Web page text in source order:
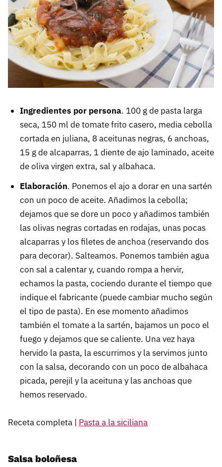
Ingredientes por persona. 100 g de pasta larga
seca, 150 ml de tomate frito casero, media cebolla
cortada en juliana, 8 aceitunas negras, 6 anchoas,
15 g de alcaparras, 1 diente de ajo laminado, aceite
de oliva virgen extra, sal y albahaca.
Elaboración. Ponemos el ajo a dorar en una sartén
con un poco de aceite. Añadimos la cebolla;
dejamos que se dore un poco y añadimos también
las olivas negras cortadas en rodajas, unas pocas
alcaparras y los filetes de anchoa (reservando dos
para decorar). Salteamos. Ponemos también agua
con sal a calentar y, cuando rompa a hervir,
echamos la pasta, cociendo durante el tiempo que
indique el fabricante (puede cambiar mucho según
el tipo de pasta). En ese momento añadimos
también el tomate a la sartén, bajamos un poco el
fuego y dejamos que se caliente. Una vez haya
hervido la pasta, la escurrimos y la servimos junto
con la salsa, decorando con un poco de albahaca
picada, perejil y la aceituna y las anchoas que
hemos reservado.
Receta completa | Pasta a la siciliana
Salsa boloñesa